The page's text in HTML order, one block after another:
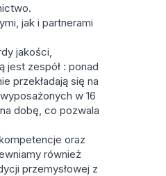
jak i partnerami
jakości,
jest zespół : ponad
przekładają się na
w 16
dobę, co pozwala
oraz
również
przemysłowej z